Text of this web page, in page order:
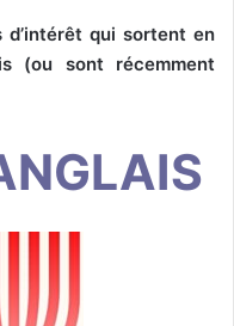
qui sortent en
(ou sont récemment